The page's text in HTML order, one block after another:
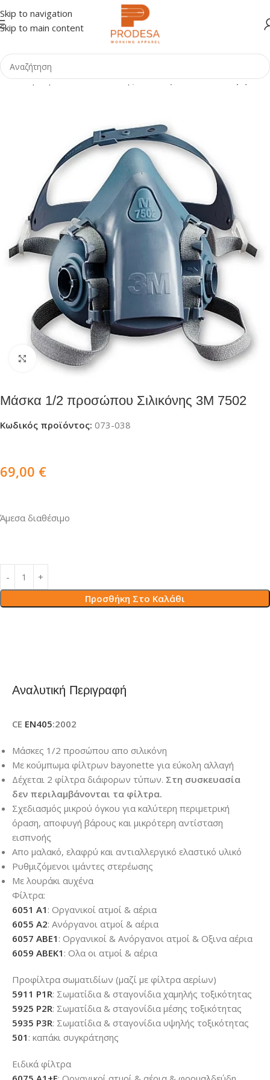
Skip to navigation
Skip to main content
Shop Προστασία Αναπνοής Μάσκες Πολλαπλών Χρήσεων
Click to enlarge
Μάσκα 1/2 προσώπου Σιλικόνης 3Μ 7502
Κωδικός προϊόντος: 073-038
69,00 €
Άμεσα διαθέσιμο
Προσθήκη Στο Καλάθι
Αναλυτική Περιγραφή
CE EN405:2002
Μάσκες 1/2 προσώπου απο σιλικόνη
Με κούμπωμα φίλτρων bayonette για εύκολη αλλαγή
Δέχεται 2 φίλτρα διάφορων τύπων. Στη συσκευασία
δεν περιλαμβάνονται τα φίλτρα.
Σχεδιασμός μικρού όγκου για καλύτερη περιμετρική
όραση, αποφυγή βάρους και μικρότερη αντίσταση
εισπνοής
Απο μαλακό, ελαφρύ και αντιαλλεργικό ελαστικό υλικό
Ρυθμιζόμενοι ιμάντες στερέωσης
Με λουράκι αυχένα
Φίλτρα:
6051 A1 : Οργανικοί ατμοί & αέρια
6055 A2: Ανόργανοι ατμοί & αέρια
6057 ABE1 : Οργανικοί & Ανόργανοι ατμοί & Οξινα αέρια
6059 ABEK1 : Ολα οι ατμοί & αέρια
Προφίλτρα σωματιδίων (μαζί με φίλτρα αερίων)
5911 P1R: Σωματίδια & σταγονίδια χαμηλής τοξικότητας
5925 P2R: Σωματίδια & σταγονίδια μέσης τοξικότητας
5935 P3R: Σωματίδια & σταγονίδια υψηλής τοξικότητας
501 : καπάκι συγκράτησης
Ειδικά φίλτρα